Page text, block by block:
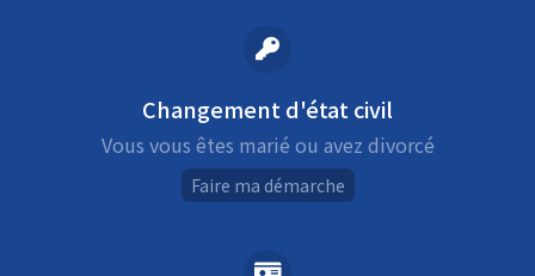
Changement d'état civil
Vous vous êtes marié ou avez divorcé
Faire ma démarche